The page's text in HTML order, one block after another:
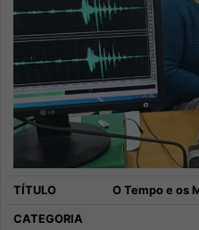
O Tempo e os